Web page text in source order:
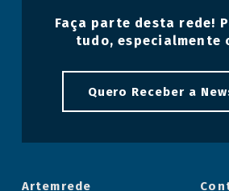
Faça parte desta rede!
tudo, especialmente
Quero Receber a
Artemrede